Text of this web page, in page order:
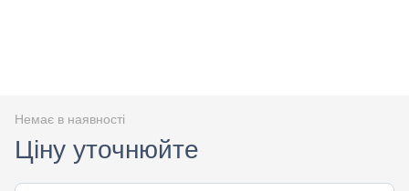
Немає в наявності
Ціну уточнюйте